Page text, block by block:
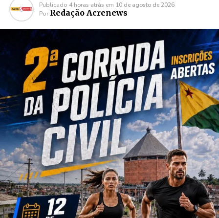
Publicado 4 horas atrás em 10 de agosto de 2026
Por Redação Acrenews